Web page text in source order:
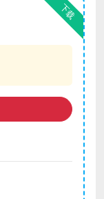
下载